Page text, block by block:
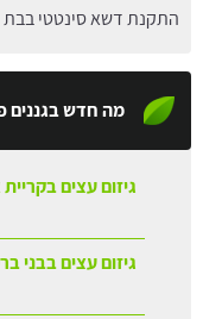
התקנת דשא סינטטי בבת
מה חדש בגננים
גיזום עצים בקריית
גיזום עצים בבני